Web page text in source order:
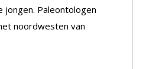
jongen. Paleontologen
noordwesten van